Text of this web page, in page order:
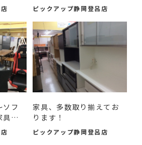
ピックアップ静岡登呂店
ソフ
具ま
家具、多数取り揃えてお
ります！
ピックアップ静岡登呂店